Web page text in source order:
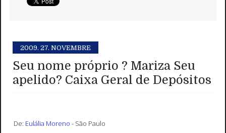
2009. 27. NOVEMBRE
Seu nome próprio ? Mariza Seu
apelido? Caixa Geral de Depósitos
De: Eulália Moreno - São Paulo